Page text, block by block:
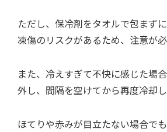
ただし、保冷剤をタオルで包まず
凍傷のリスクがあるため、注意が必
また、冷えすぎて不快に感じた場
外し、間隔を空けてから再度冷却し
ほてりや赤みが目立たない場合で